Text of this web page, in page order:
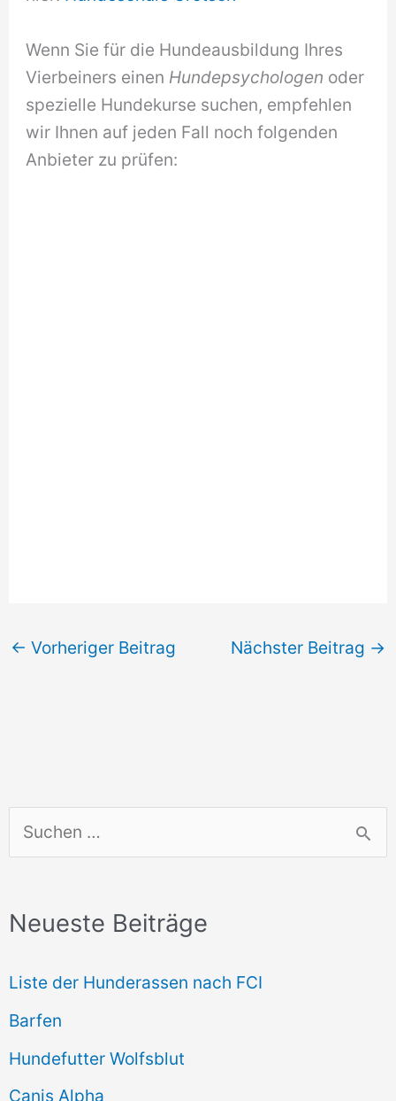
u
h
n
n
a
c
Neueste Beiträge
Liste der Hunderassen nach FCI
Barfen
Hundefutter Wolfsblut
Canis Alpha
Wenn Sie für die Hundeausbildung Ihres
Vierbeiners einen Hundepsychologen oder
spezielle Hundekurse suchen, empfehlen
wir Ihnen auf jeden Fall noch folgenden
Anbieter zu prüfen:
← Vorheriger Beitrag Nächster Beitrag →